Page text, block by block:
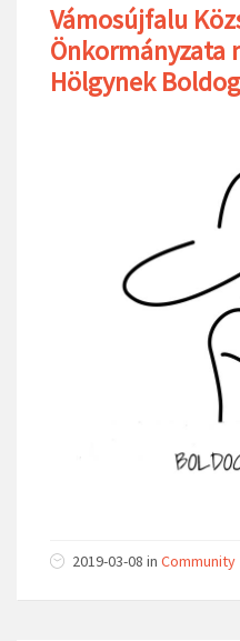
Vámosújfalu
Önkormányzata
Hölgynek
2019-03-08 in Community